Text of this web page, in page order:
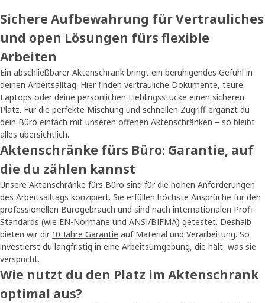
Sichere Aufbewahrung für Vertrauliches
und open Lösungen fürs flexible
Arbeiten
Ein abschließbarer Aktenschrank bringt ein beruhigendes Gefühl in
deinen Arbeitsalltag. Hier finden vertrauliche Dokumente, teure
Laptops oder deine persönlichen Lieblingsstücke einen sicheren
Platz. Für die perfekte Mischung und schnellen Zugriff ergänzt du
dein Büro einfach mit unseren offenen Aktenschränken – so bleibt
alles übersichtlich.
Aktenschränke fürs Büro: Garantie, auf
die du zählen kannst
Unsere Aktenschränke fürs Büro sind für die hohen Anforderungen
des Arbeitsalltags konzipiert. Sie erfüllen höchste Ansprüche für den
professionellen Bürogebrauch und sind nach internationalen Profi-
Standards (wie EN-Normane und ANSI/BIFMA) getestet. Deshalb
bieten wir dir 10 Jahre Garantie auf Material und Verarbeitung. So
investierst du langfristig in eine Arbeitsumgebung, die hält, was sie
verspricht.
Wie nutzt du den Platz im Aktenschrank
optimal aus?